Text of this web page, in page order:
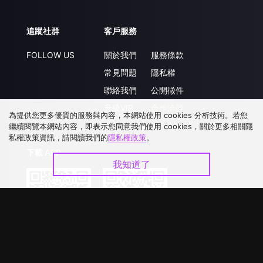
追蹤社群
FOLLOW US
客戶服務
關於我們
常見問題
聯絡我們
服務條款
隱私權
公開徵件
下載 APP
為提供您更多優質的服務與內容，本網站使用 cookies 分析技術。若您
繼續閱覽本網站內容，即表示您同意我們使用 cookies，關於更多相關隱
私權政策資訊，請閱讀我們的隱私權政策。
我知道了